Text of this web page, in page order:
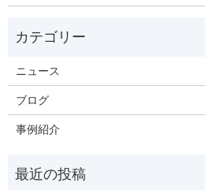
ニュース
ブログ
事例紹介